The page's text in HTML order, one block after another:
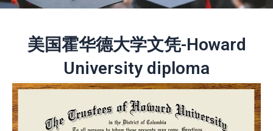
美国霍华德大学文凭-Howard
University diploma